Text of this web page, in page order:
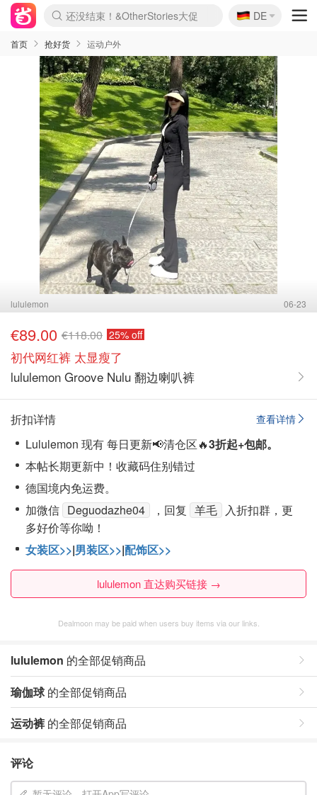
Boticinal 夏促开抢！
4折！lulu周四疯狂上新
还没结束！&OtherStories大促
Joybuy变相75折 随时失效
速领！Stanley独家85折
疑似霸哥！Camper额外叠85折
Zalando 奥莱闪促！每日更新
Moncler反季囤！5折起+叠9折
Coach Brooklyn仅€192
🇩🇪
DE
首页 抢好货 运动户外
lululemon 06-23
€89.00 €118.00 25% off
初代网红裤 太显瘦了
lululemon Groove Nulu 翻边喇叭裤
查看详情
折扣详情
Lululemon 现有 每日更新📢清仓区🔥3折起+包邮。
本帖长期更新中！收藏码住别错过
德国境内免运费。
加微信 Deguodazhe04 ，回复 羊毛 入折扣群，更
多好价等你呦！
女装区>>|男装区>>|配饰区>>
lululemon 直达购买链接 →
Dealmoon may be paid when users buy items via our links.
lululemon 的全部促销商品
瑜伽球的全部促销商品
运动裤 的全部促销商品
评论